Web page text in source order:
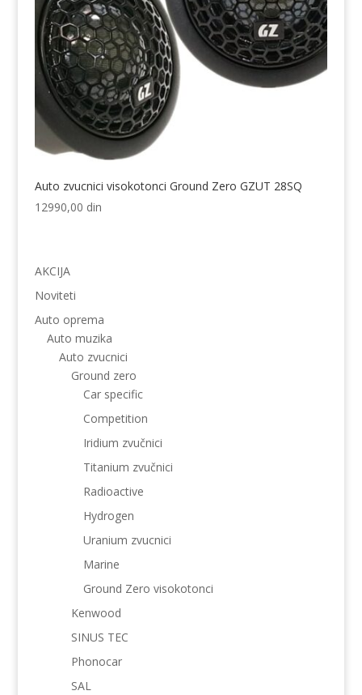
Auto zvucnici visokotonci Ground Zero GZUT 28SQ
12990,00 din
AKCIJA
Noviteti
Auto oprema
Auto muzika
Auto zvucnici
Ground zero
Car specific
Competition
Iridium zvučnici
Titanium zvučnici
Radioactive
Hydrogen
Uranium zvucnici
Marine
Ground Zero visokotonci
Kenwood
SINUS TEC
Phonocar
SAL